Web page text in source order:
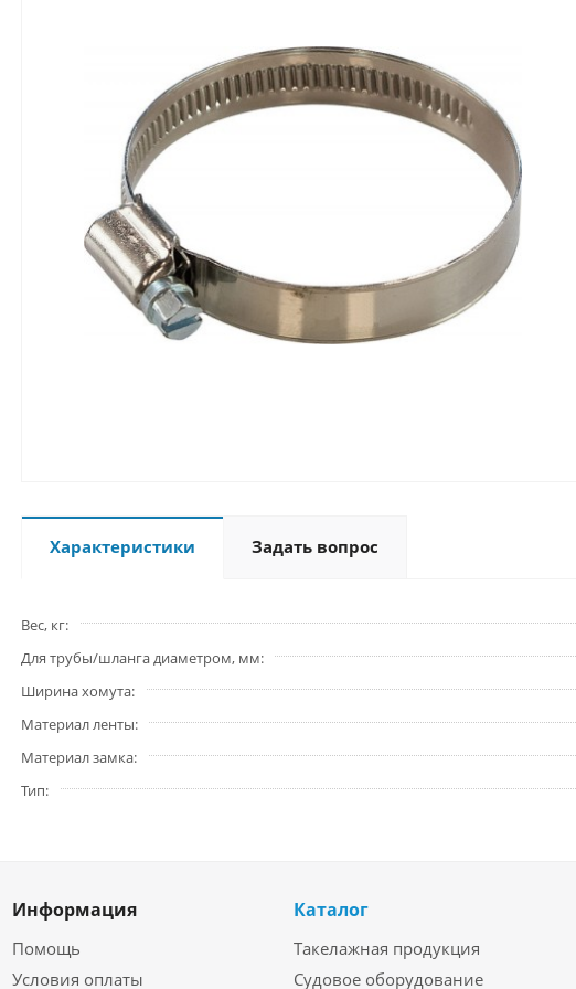
Характеристики Задать вопрос
Вес, кг
Для трубы/шланга диаметром, мм
Ширина хомута
Материал ленты
Материал замка
Тип
Информация
Помощь
Условия оплаты
Каталог
Такелажная продукция
Судовое оборудование